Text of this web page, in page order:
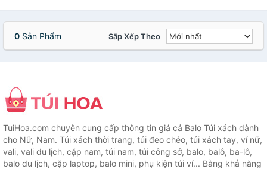
0 Sản Phẩm Sắp Xếp Theo
TuiHoa.com chuyên cung cấp thông tin giá cả Balo Túi xách dành
cho Nữ, Nam. Túi xách thời trang, túi đeo chéo, túi xách tay, ví nữ,
vali, vali du lịch, cặp nam, túi nam, túi công sở, balo, balô, ba-lô,
balo du lịch, cặp laptop, balo mini, phụ kiện túi ví... Bằng khả năng